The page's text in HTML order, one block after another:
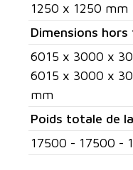
1250 x 1250 mm
Dimensions
6015 x 3000 x
6015 x 3000 x
mm
Poids totale de
17500 - 17500 -